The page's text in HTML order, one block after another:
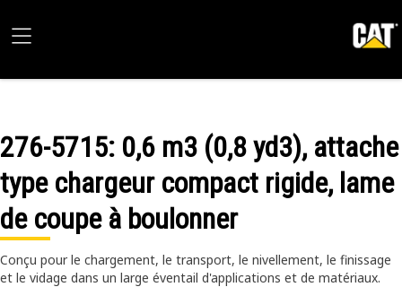
276-5715: 0,6 m3 (0,8 yd3), attache
type chargeur compact rigide, lame
de coupe à boulonner
Conçu pour le chargement, le transport, le nivellement, le finissage
et le vidage dans un large éventail d'applications et de matériaux.